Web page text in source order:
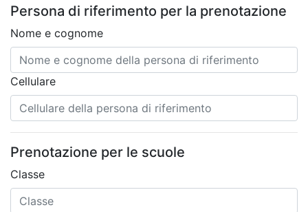
Persona di riferimento per la prenotazione
Nome e cognome
Cellulare
Prenotazione per le scuole
Classe